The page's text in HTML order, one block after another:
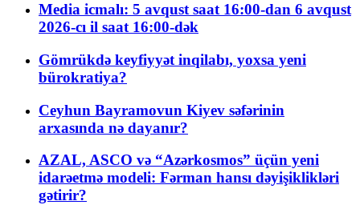
Media icmalı: 5 avqust saat 16:00-dan 6 avqust
2026-cı il saat 16:00-dək
Gömrükdə keyfiyyət inqilabı, yoxsa yeni
bürokratiya?
Ceyhun Bayramovun Kiyev səfərinin
arxasında nə dayanır?
AZAL, ASCO və “Azərkosmos” üçün yeni
idarəetmə modeli: Fərman hansı dəyişiklikləri
gətirir?